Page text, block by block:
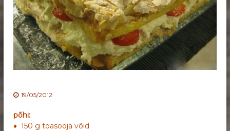
19/05/2012
põhi:
♦ 150 g toasooja võid